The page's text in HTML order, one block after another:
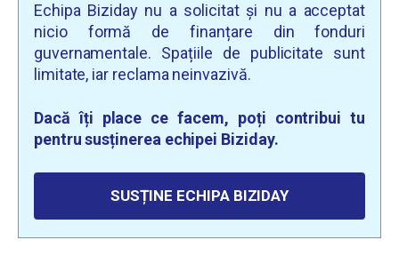
Echipa Biziday nu a solicitat și nu a acceptat
nicio formă de finanțare din fonduri
guvernamentale. Spațiile de publicitate sunt
limitate, iar reclama neinvazivă.
Dacă îți place ce facem, poți contribui tu
pentru susținerea echipei Biziday.
SUSȚINE ECHIPA BIZIDAY